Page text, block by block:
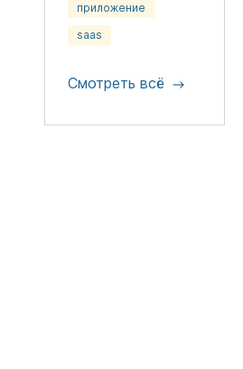
приложение
saas
Смотреть всё